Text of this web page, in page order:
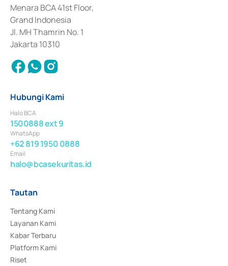
Penerbitan, Transaksi, serta Penatausahaan dan Penyelesaian Transaksi
Surat Berharga Komersial yang izinnya diterbitkan pada tahun 2018.
Menara BCA 41st Floor,
Grand Indonesia
Jl. MH Thamrin No. 1
Jakarta 10310
Hubungi Kami
Halo BCA
1500888 ext 9
WhatsApp
+62 819 1950 0888
Email
halo@bcasekuritas.id
Tautan
Tentang Kami
Layanan Kami
Kabar Terbaru
Platform Kami
Riset